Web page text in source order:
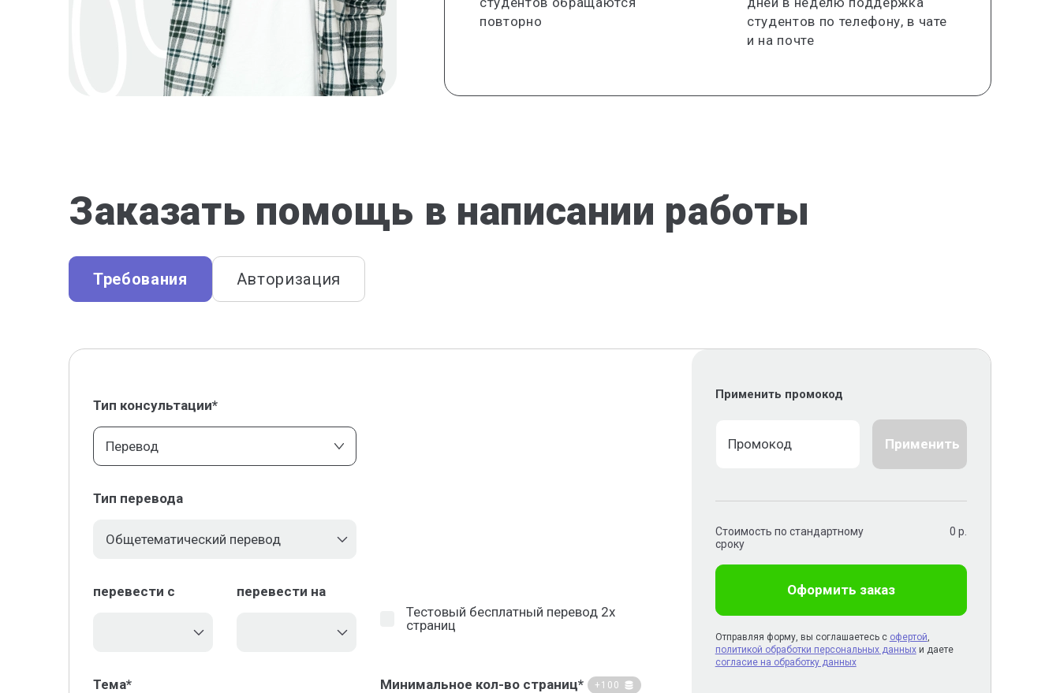
повторно
студентов по телефону, в чате
и на почте
Заказать помощь в написании работы
Требования Авторизация
Тип консультации*
Перевод
Тип перевода
перевести с
перевести на
Тестовый бесплатный перевод 2х
страниц
Тема* Минимальное кол-во страниц* +100
Применить промокод
Применить
Стоимость по стандартному
сроку
0 р.
Оформить заказ
Отправляя форму, вы соглашаетесь с офертой,
политикой обработки персональных данныхи даете
согласие на обработку данных